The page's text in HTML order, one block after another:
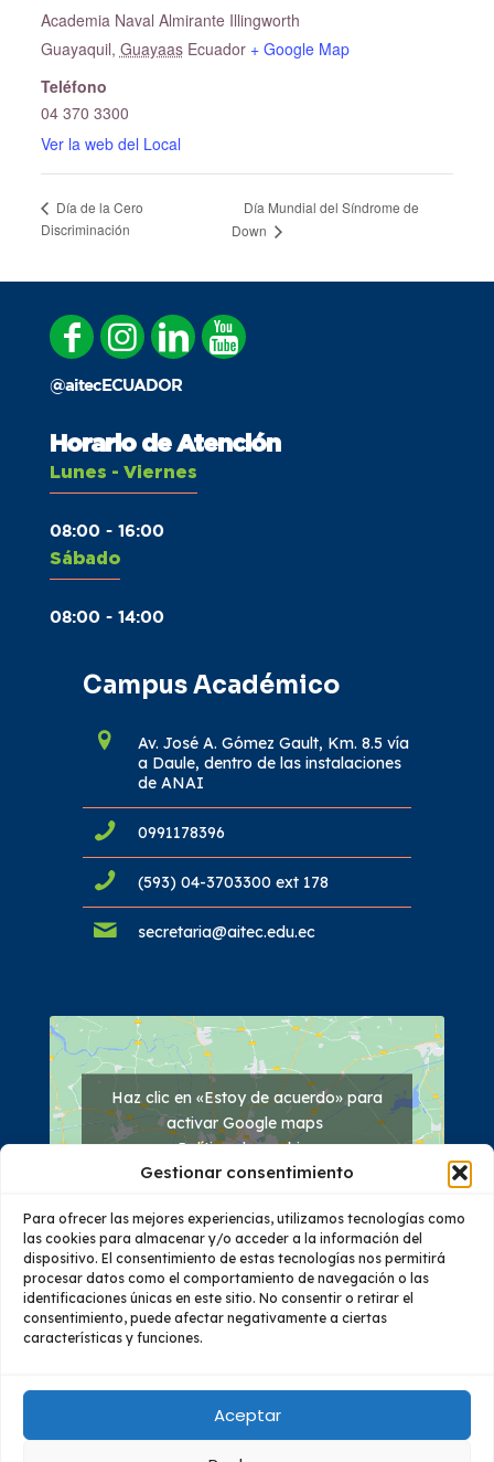
Gestionar consentimiento
Para ofrecer las mejores experiencias, utilizamos tecnologías como
las cookies para almacenar y/o acceder a la información del
dispositivo. El consentimiento de estas tecnologías nos permitirá
procesar datos como el comportamiento de navegación o las
identificaciones únicas en este sitio. No consentir o retirar el
consentimiento, puede afectar negativamente a ciertas
características y funciones.
Aceptar
Academia Naval Almirante Illingworth
Guayaquil, Guayaas Ecuador + Google Map
Teléfono
04 370 3300
Ver la web del Local
Día de la Cero
Discriminación
Día Mundial del Síndrome de
Down
@aitecECUADOR
Horario de Atención
Lunes - Viernes
08:00 - 16:00
Sábado
08:00 - 14:00
Campus Académico
Av. José A. Gómez Gault, Km. 8.5 vía
a Daule, dentro de las instalaciones
de ANAI
0991178396
(593) 04-3703300 ext 178
secretaria@aitec.edu.ec
Haz clic en «Estoy de acuerdo» para
activar Google maps
Política de cookies